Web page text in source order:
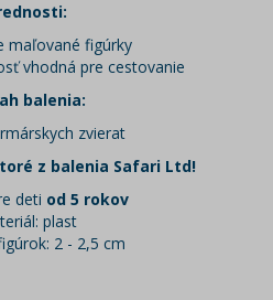
maľované figúrky
vhodná pre cestovanie
balenia:
zvierat
z balenia Safari Ltd!
deti od 5 rokov
plast
2 - 2,5 cm